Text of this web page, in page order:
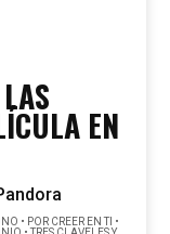
EN
• POR CREER EN TI •